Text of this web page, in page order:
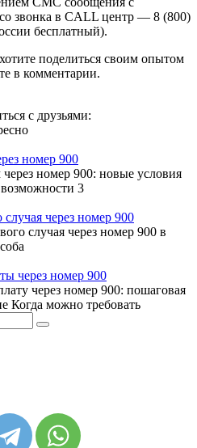
звонка в CALL центр — 8 (800)
бесплатный).
поделиться своим опытом
в комментарии.
с друзьями:
номер 900
номер 900: новые условия
3
случая через номер 900
случая через номер 900 в
через номер 900
через номер 900: пошаговая
Когда можно требовать